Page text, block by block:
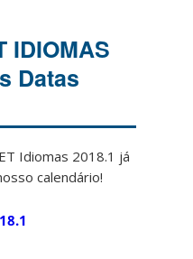
IDIOMAS
Datas
Idiomas 2018.1 já
calendário!